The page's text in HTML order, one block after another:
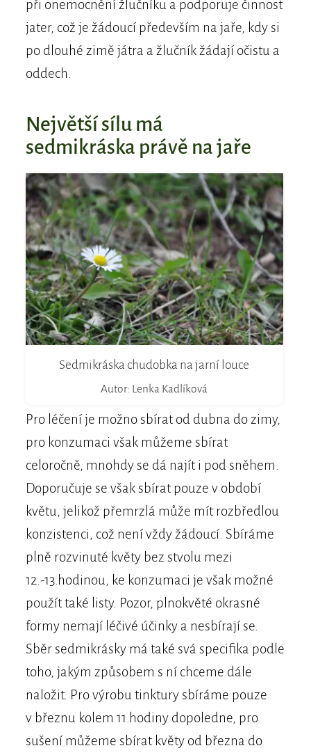
při onemocnění žlučníku a podporuje činnost
jater, což je žádoucí především na jaře, kdy si
po dlouhé zimě játra a žlučník žádají očistu a
oddech.
Největší sílu má
sedmikráska právě na jaře
Sedmikráska chudobka na jarní louce
Autor: Lenka Kadlíková
Pro léčení je možno sbírat od dubna do zimy,
pro konzumaci však můžeme sbírat
celoročně, mnohdy se dá najít i pod sněhem.
Doporučuje se však sbírat pouze v období
květu, jelikož přemrzlá může mít rozbředlou
konzistenci, což není vždy žádoucí. Sbíráme
plně rozvinuté květy bez stvolu mezi
12.-13.hodinou, ke konzumaci je však možné
použít také listy. Pozor, plnokvěté okrasné
formy nemají léčivé účinky a nesbírají se.
Sběr sedmikrásky má také svá specifika podle
toho, jakým způsobem s ní chceme dále
naložit. Pro výrobu tinktury sbíráme pouze
v březnu kolem 11.hodiny dopoledne, pro
sušení můžeme sbírat květy od března do